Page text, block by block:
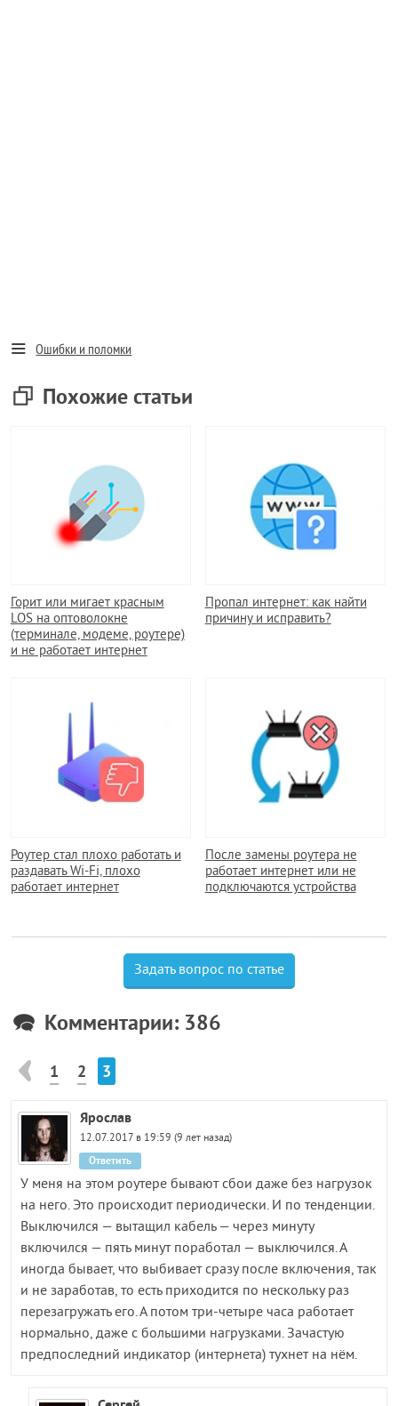
Ошибки и поломки
Похожие статьи
Горит или мигает красным
LOS на оптоволокне
(терминале, модеме, роутере)
и не работает интернет
Пропал интернет: как найти
причину и исправить?
Роутер стал плохо работать и
раздавать Wi-Fi, плохо
работает интернет
После замены роутера не
работает интернет или не
подключаются устройства
Задать вопрос по статье
Комментарии: 386
1 2 3
Ярослав
12.07.2017 в 19:59 (9 лет назад)
У меня на этом роутере бывают сбои даже без нагрузок
на него. Это происходит периодически. И по тенденции.
Выключился — вытащил кабель — через минуту
включился — пять минут поработал — выключился. А
иногда бывает, что выбивает сразу после включения, так
и не заработав, то есть приходится по нескольку раз
перезагружать его. А потом три-четыре часа работает
нормально, даже с большими нагрузками. Зачастую
предпоследний индикатор (интернета) тухнет на нём.
Ответить